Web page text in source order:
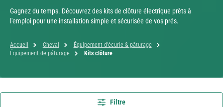
Gagnez du temps. Découvrez des kits de clôture électrique prêts à
l'emploi pour une installation simple et sécurisée de vos prés.
Accueil Cheval
Équipement d'écurie & pâturage
Équipement de pâturage
Kits clôture
Filtre